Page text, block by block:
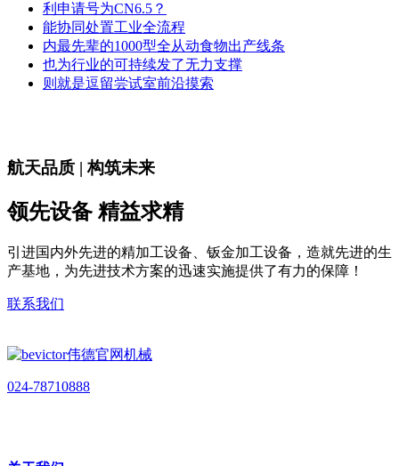
利申请号为CN6.5？
能协同处置工业全流程
内最先辈的1000型全从动食物出产线条
也为行业的可持续发了无力支撑
则就是逗留尝试室前沿摸索
航天品质 | 构筑未来
领先设备 精益求精
引进国内外先进的精加工设备、钣金加工设备，造就先进的生
产基地，为先进技术方案的迅速实施提供了有力的保障！
联系我们
024-78710888